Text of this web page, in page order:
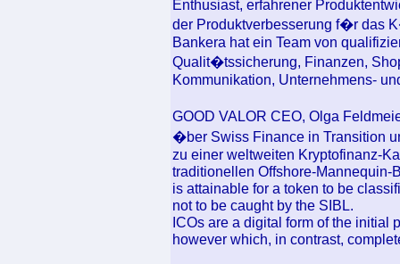
Enthusiast, erfahrener
der Produktverbesserung f�r das
Bankera hat ein Team von
Qualit�tssicherung, Finanzen,
Kommunikation, Unternehmens-
GOOD VALOR CEO, Olga
�ber Swiss Finance in Transition
zu einer weltweiten Kryptofinanz-
traditionellen Offshore-Mannequin-
is attainable for a token to be
not to be caught by the SIBL.
ICOs are a digital form of the initial
however which, in contrast,